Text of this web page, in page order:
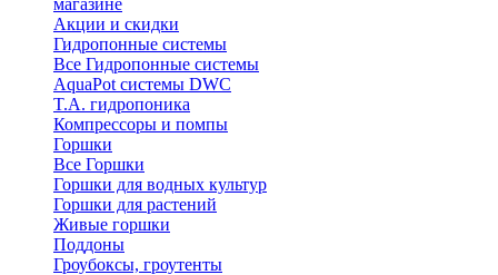
магазине
Акции и скидки
Гидропонные системы
Все Гидропонные системы
AquaPot системы DWC
T.A. гидропоника
Компрессоры и помпы
Горшки
Все Горшки
Горшки для водных культур
Горшки для растений
Живые горшки
Поддоны
Гроубоксы, гроутенты